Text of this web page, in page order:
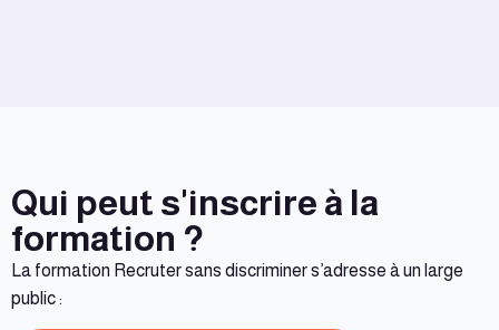
Qui peut s'inscrire à la
formation ?
La formation Recruter sans discriminer s’adresse à un large
public :